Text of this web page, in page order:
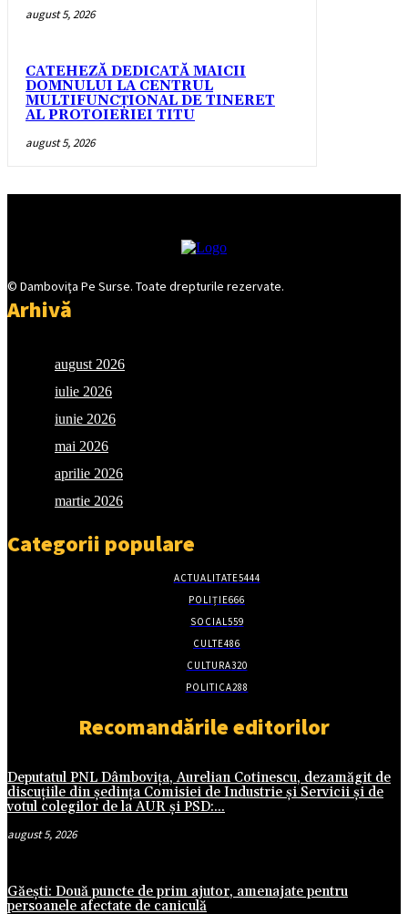
august 5, 2026
CATEHEZĂ DEDICATĂ MAICII
DOMNULUI LA CENTRUL
MULTIFUNCȚIONAL DE TINERET
AL PROTOIERIEI TITU
august 5, 2026
© Damboviţa Pe Surse. Toate drepturile rezervate.
Arhivă
august 2026
iulie 2026
iunie 2026
mai 2026
aprilie 2026
martie 2026
Categorii populare
ACTUALITATE5444
POLIȚIE666
SOCIAL 559
CULTE486
CULTURA320
POLITICA288
Recomandările editorilor
Deputatul PNL Dâmbovița, Aurelian Cotinescu, dezamăgit de
discuțiile din ședința Comisiei de Industrie și Servicii și de
votul colegilor de la AUR și PSD:...
august 5, 2026
Găești: Două puncte de prim ajutor, amenajate pentru
persoanele afectate de caniculă